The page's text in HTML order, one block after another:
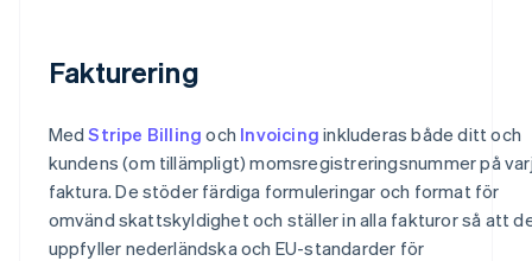
Fakturering
MedStripe Billing och Invoicing inkluderas både ditt och
kundens (om tillämpligt) momsregistreringsnummer på
faktura. De stöder färdiga formuleringar och format för
omvänd skattskyldighet och ställer in alla fakturor så att
uppfyller nederländska och EU-standarder för